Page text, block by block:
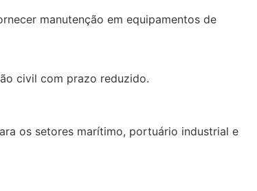
manutenção em equipamentos de
civil com prazo reduzido.
os setores marítimo, portuário industrial e